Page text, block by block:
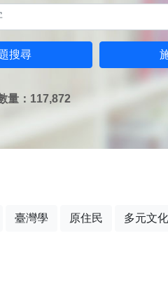
搜尋
量：117,872
臺灣學 原住民 多元文化